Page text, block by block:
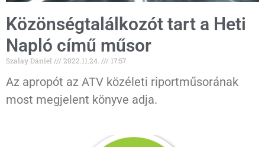
Közönségtalálkozót tart a Heti
Napló című műsor
Szalay Dániel 2022.11.24. 17:57
Az apropót az ATV közéleti riportműsorának
most megjelent könyve adja.